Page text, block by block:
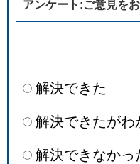
アンケート:ご意見を
解決できた
解決できたがわ
解決できなかっ